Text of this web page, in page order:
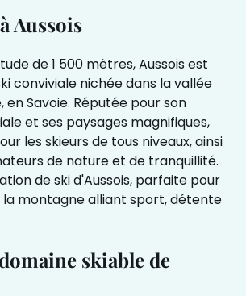
Aussois
de 1 500 mètres, Aussois est
conviviale nichée dans la vallée
en Savoie. Réputée pour son
et ses paysages magnifiques,
les skieurs de tous niveaux, ainsi
de nature et de tranquillité.
de ski d'Aussois, parfaite pour
la montagne alliant sport, détente
skiable de